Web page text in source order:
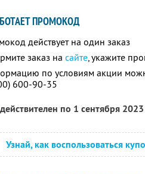
ПРОМОКОД
действует на один заказ
заказ на сайте, укажите
по условиям акции
600-90-35
по 1 сентября
Узнай, как воспользоваться